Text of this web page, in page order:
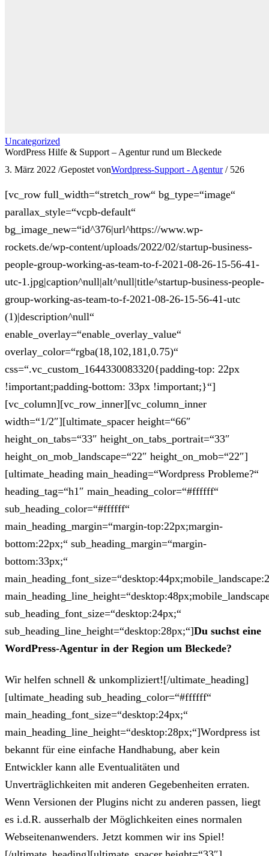
Uncategorized
WordPress Hilfe & Support – Agentur rund um Bleckede
3. März 2022 /Gepostet vonWordpress-Support - Agentur / 526
[vc_row full_width=“stretch_row“ bg_type=“image“
parallax_style=“vcpb-default“
bg_image_new=“id^376|url^https://www.wp-
rockets.de/wp-content/uploads/2022/02/startup-business-
people-group-working-as-team-to-f-2021-08-26-15-56-41-
utc-1.jpg|caption^null|alt^null|title^startup-business-people-
group-working-as-team-to-f-2021-08-26-15-56-41-utc
(1)|description^null“
enable_overlay=“enable_overlay_value“
overlay_color=“rgba(18,102,181,0.75)“
css=“.vc_custom_1644330083320{padding-top: 22px
!important;padding-bottom: 33px !important;}“]
[vc_column][vc_row_inner][vc_column_inner
width=“1/2″][ultimate_spacer height=“66″
height_on_tabs=“33″ height_on_tabs_portrait=“33″
height_on_mob_landscape=“22″ height_on_mob=“22″]
[ultimate_heading main_heading=“Wordpress Probleme?“
heading_tag=“h1″ main_heading_color=“#ffffff“
sub_heading_color=“#ffffff“
main_heading_margin=“margin-top:22px;margin-
bottom:22px;“ sub_heading_margin=“margin-
bottom:33px;“
sub_heading_font_size=“desktop:24px;“
sub_heading_line_height=“desktop:28px;“]Du suchst eine
WordPress-Agentur in der Region um Bleckede?
Wir helfen schnell & unkompliziert![/ultimate_heading]
[ultimate_heading sub_heading_color=“#ffffff“
main_heading_font_size=“desktop:24px;“
main_heading_line_height=“desktop:28px;“]Wordpress ist
bekannt für eine einfache Handhabung, aber kein
Entwickler kann alle Eventualitäten und
Unverträglichkeiten mit anderen Gegebenheiten erraten.
Wenn Versionen der Plugins nicht zu anderen passen, liegt
es i.d.R. ausserhalb der Möglichkeiten eines normalen
Webseitenanwenders. Jetzt kommen wir ins Spiel!